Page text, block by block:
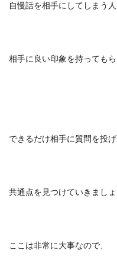
自慢話を相手にしてしまう
相手に良い印象を持っても
できるだけ相手に質問を投げ
共通点を見つけていきましょ
ここは非常に大事なので、